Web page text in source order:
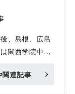
、島根、広島
関西学院中学
護司。琉球音
関連記事